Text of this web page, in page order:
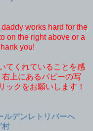
works hard for the
on the right above or a
you!
てくれていることを感
上にあるパピーの写
ックをお願いします！
村